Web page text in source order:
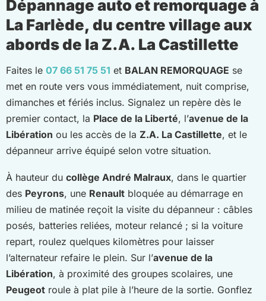
Dépannage auto et remorquage à
La Farlède, du centre village aux
abords de la Z.A. La Castillette
Faites le 07 66 51 75 51 et BALAN REMORQUAGE se
met en route vers vous immédiatement, nuit comprise,
dimanches et fériés inclus. Signalez un repère dès le
premier contact, la Place de la Liberté, l’avenue de la
Libération ou les accès de la Z.A. La Castillette, et le
dépanneur arrive équipé selon votre situation.
À hauteur du collège André Malraux, dans le quartier
des Peyrons, une Renault bloquée au démarrage en
milieu de matinée reçoit la visite du dépanneur : câbles
posés, batteries reliées, moteur relancé ; si la voiture
repart, roulez quelques kilomètres pour laisser
l’alternateur refaire le plein. Sur l’avenue de la
Libération, à proximité des groupes scolaires, une
Peugeot roule à plat pile à l’heure de la sortie. Gonflez